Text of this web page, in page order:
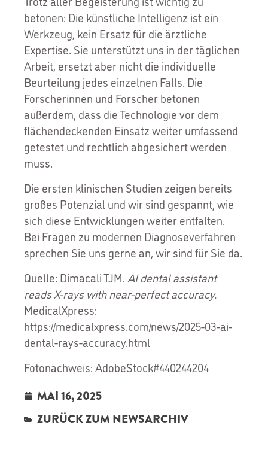
betonen: Die künstliche Intelligenz ist ein
Werkzeug, kein Ersatz für die ärztliche
Expertise. Sie unterstützt uns in der täglichen
Arbeit, ersetzt aber nicht die individuelle
Beurteilung jedes einzelnen Falls. Die
Forscherinnen und Forscher betonen
außerdem, dass die Technologie vor dem
flächendeckenden Einsatz weiter umfassend
getestet und rechtlich abgesichert werden
muss.
Die ersten klinischen Studien zeigen bereits
großes Potenzial und wir sind gespannt, wie
sich diese Entwicklungen weiter entfalten.
Bei Fragen zu modernen Diagnoseverfahren
sprechen Sie uns gerne an, wir sind für Sie da.
Quelle: Dimacali TJM. AI dental assistant
reads X-rays with near-perfect accuracy.
MedicalXpress:
https://medicalxpress.com/news/2025-03-ai-
dental-rays-accuracy.html
Fotonachweis: AdobeStock#440244204
MAI 16, 2025
ZURÜCK ZUM NEWSARCHIV